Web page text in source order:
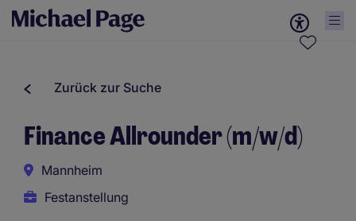
Zurück zur Suche
Finance Allrounder (m/w/d)
Mannheim
Festanstellung